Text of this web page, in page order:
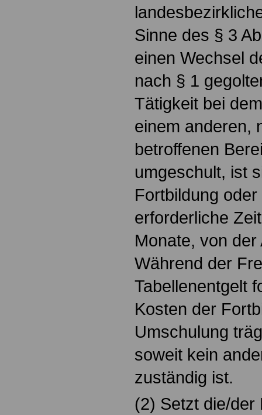
Sinne des § 3
einen Wechsel
nach § 1
Tätigkeit bei
einem anderen,
betroffenen
umgeschult, ist
Fortbildung
erforderliche
Monate, von
Während der
Tabellenentgelt
Kosten der
Umschulung
soweit kein
zuständig ist.
(2) Setzt die/der